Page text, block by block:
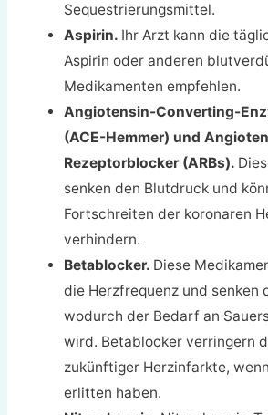
Sequestrierungsmittel.
Aspirin. Ihr Arzt kann die
Aspirin oder anderen
Medikamenten empfehlen.
Angiotensin-Converting-
(ACE-Hemmer) und
Rezeptorblocker (ARBs).
senken den Blutdruck und
Fortschreiten der koronaren
verhindern.
Betablocker. Diese
die Herzfrequenz und senken
wodurch der Bedarf an
wird. Betablocker verringern
zukünftiger Herzinfarkte,
erlitten haben.